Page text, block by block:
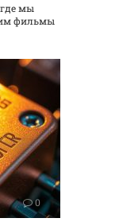
мы
фильмы
0